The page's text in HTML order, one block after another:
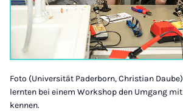
Foto (Universität Paderborn, Christian
lernten bei einem Workshop den Umgang
kennen.